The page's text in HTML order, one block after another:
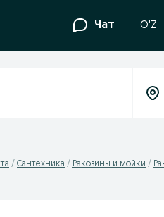
Чат O'Z
Сантехника Раковины и мойки